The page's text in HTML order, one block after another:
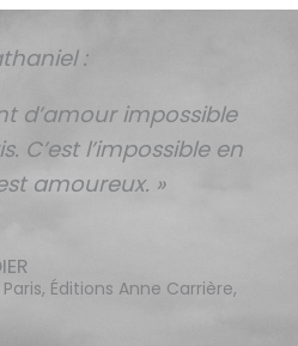
:
d’amour impossible
C’est l’impossible en
amoureux. »
Éditions Anne Carrière,